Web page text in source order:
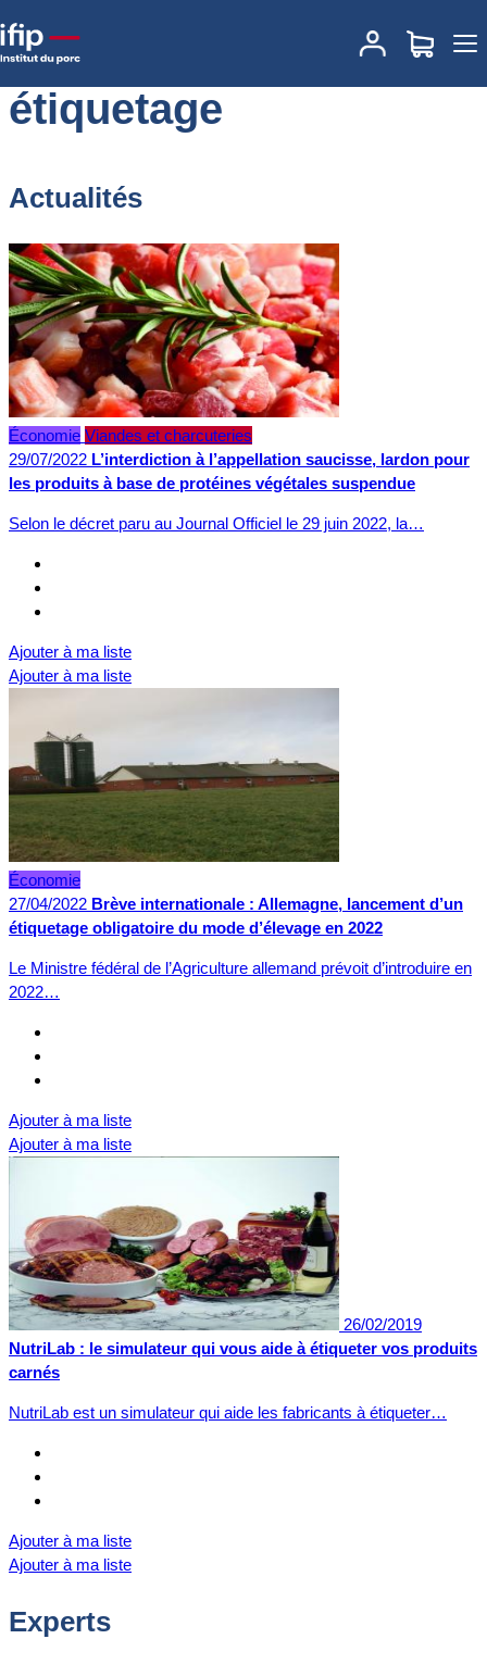
Accueil
étiquetage
Actualités
Économie Viandes et charcuteries
29/07/2022 L’interdiction à l’appellation saucisse, lardon pour
les produits à base de protéines végétales suspendue
Selon le décret paru au Journal Officiel le 29 juin 2022, la…
Ajouter à ma liste
Ajouter à ma liste
Économie
27/04/2022 Brève internationale : Allemagne, lancement d’un
étiquetage obligatoire du mode d’élevage en 2022
Le Ministre fédéral de l’Agriculture allemand prévoit d’introduire en
2022…
Ajouter à ma liste
Ajouter à ma liste
26/02/2019
NutriLab : le simulateur qui vous aide à étiqueter vos produits
carnés
NutriLab est un simulateur qui aide les fabricants à étiqueter…
Ajouter à ma liste
Ajouter à ma liste
Experts